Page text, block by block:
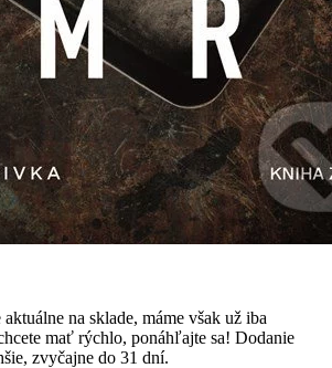
na sklade, máme však už iba
mať rýchlo, ponáhľajte sa! Dodanie
zvyčajne do 31 dní.